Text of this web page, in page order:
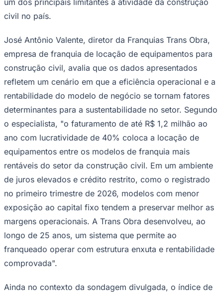
civil no país.
José Antônio Valente, diretor da Franquias Trans Obra,
empresa de franquia de locação de equipamentos para
construção civil, avalia que os dados apresentados
refletem um cenário em que a eficiência operacional e a
rentabilidade do modelo de negócio se tornam fatores
determinantes para a sustentabilidade no setor. Segundo
o especialista, "o faturamento de até R$ 1,2 milhão ao
ano com lucratividade de 40% coloca a locação de
equipamentos entre os modelos de franquia mais
rentáveis do setor da construção civil. Em um ambiente
de juros elevados e crédito restrito, como o registrado
no primeiro trimestre de 2026, modelos com menor
exposição ao capital fixo tendem a preservar melhor as
margens operacionais. A Trans Obra desenvolveu, ao
longo de 25 anos, um sistema que permite ao
franqueado operar com estrutura enxuta e rentabilidade
comprovada".
Ainda no contexto da sondagem divulgada, o índice de